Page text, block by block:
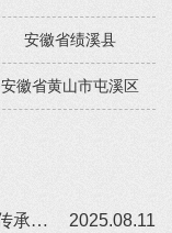
安徽省绩溪县
安徽省黄山市屯溪区
2025.08.11
安徽省召开2024年度国家级非遗代表性传承人记录成果验收会